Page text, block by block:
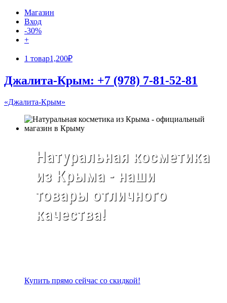
Магазин
Вход
-30%
+
1 товар1,200₽
Джалита-Крым: +7 (978) 7-81-52-81
«Джалита-Крым»
Натуральная косметика
из Крыма - наши
товары отличного
качества!
Купить прямо сейчас со скидкой!